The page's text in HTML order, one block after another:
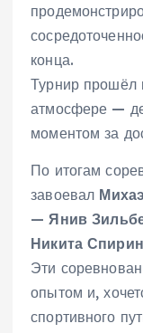
конца.
Турнир прошёл
атмосфере —
моментом за
По итогам
завоевал
— Янив
Никита
Эти
опытом и,
спортивного